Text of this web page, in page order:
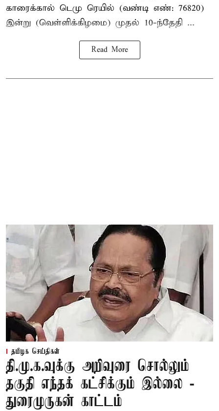
காரைக்கால் டெமு ரெயில் (வண்டி எண்: 76820)
இன்று (வெள்ளிக்கிழமை) முதல் 10-ந்தேதி ...
Read More
தமிழக செய்திகள்
தி.மு.க.வுக்கு அறிவுரை சொல்லும்
தகுதி எந்தக் கட்சிக்கும் இல்லை -
துரைமுருகன் காட்டம்